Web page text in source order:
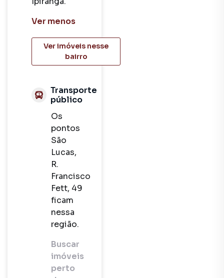
Ver menos
Ver imóveis nesse
bairro
Transporte
público
Os
pontos
São
Lucas,
R.
Francisco
Fett, 49
ficam
nessa
região.
Buscar
imóveis
perto